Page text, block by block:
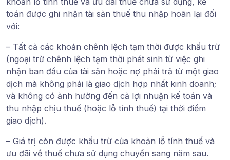
toán được ghi nhận tài sản thuế thu nhập hoãn lại đối
với:
– Tất cả các khoản chênh lệch tạm thời được khấu trừ
(ngoại trừ chênh lệch tạm thời phát sinh từ việc ghi
nhận ban đầu của tài sản hoặc nợ phải trả từ một giao
dịch mà không phải là giao dịch hợp nhất kinh doanh;
và không có ảnh hưởng đến cả lợi nhuận kế toán và
thu nhập chịu thuế (hoặc lỗ tính thuế) tại thời điểm
giao dịch).
– Giá trị còn được khấu trừ của khoản lỗ tính thuế và
ưu đãi về thuế chưa sử dụng chuyển sang năm sau.